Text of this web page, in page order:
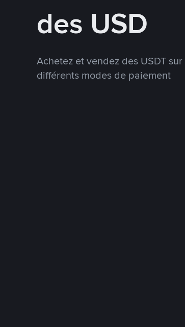
des USD
Achetez et vendez des USDT
différents modes de paiement